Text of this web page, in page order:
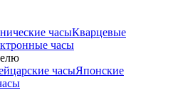
часыКварцевые
часы
часыЯпонские